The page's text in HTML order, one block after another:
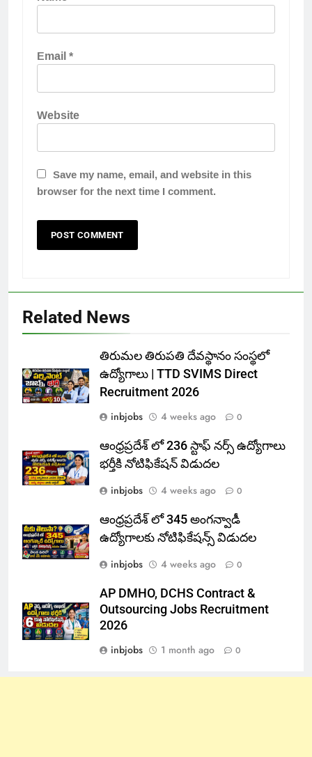
Email*
Website
Save my name, email, and website in this
browser for the next time I comment.
Related News
తిరుమల తిరుపతి దేవస్థానం సంస్థలో
ఉద్యోగాలు | TTD SVIMS Direct
Recruitment 2026
inbjobs
4 weeks ago 0
ఆంధ్రప్రదేశ్ లో 236 స్టాఫ్ నర్స్ ఉద్యోగాలు
భర్తీకి నోటిఫికేషన్ విడుదల
inbjobs
4 weeks ago 0
ఆంధ్రప్రదేశ్ లో 345 అంగన్వాడీ
ఉద్యోగాలకు నోటిఫికేషన్స్ విడుదల
inbjobs
4 weeks ago 0
AP DMHO, DCHS Contract &
Outsourcing Jobs Recruitment
2026
inbjobs
1 month ago 0